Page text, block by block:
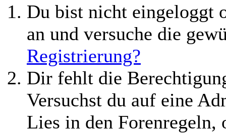
Du bist nicht eingeloggt
an und versuche die
Registrierung?
Dir fehlt die
Versuchst du auf eine
Lies in den Forenregeln,